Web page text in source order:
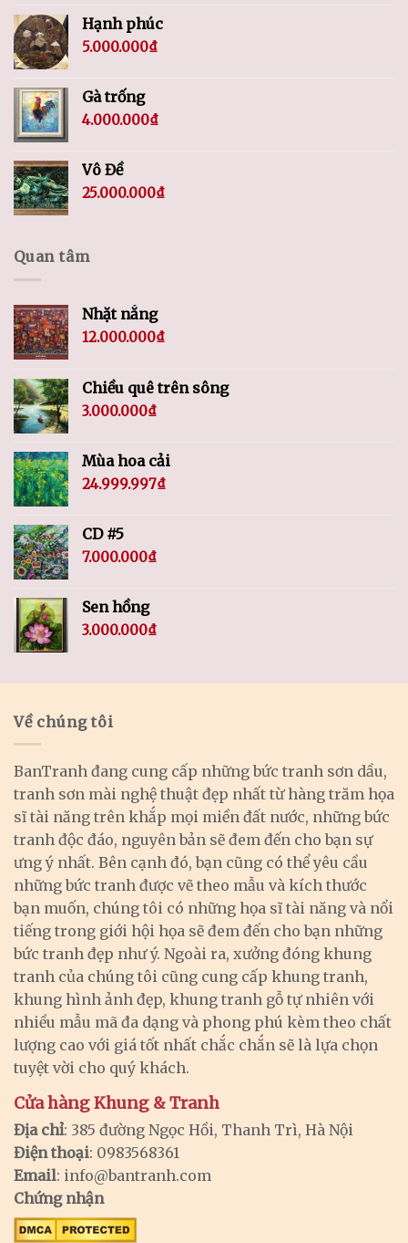
Hạnh phúc
5.000.000₫
Gà trống
4.000.000₫
Vô Đề
25.000.000₫
Quan tâm
Nhặt nắng
12.000.000₫
Chiều quê trên sông
3.000.000₫
Mùa hoa cải
24.999.997₫
CD #5
7.000.000₫
Sen hồng
3.000.000₫
Về chúng tôi
BanTranh đang cung cấp những bức tranh sơn dầu,
tranh sơn mài nghệ thuật đẹp nhất từ hàng trăm họa
sĩ tài năng trên khắp mọi miền đất nước, những bức
tranh độc đáo, nguyên bản sẽ đem đến cho bạn sự
ưng ý nhất. Bên cạnh đó, bạn cũng có thể yêu cầu
những bức tranh được vẽ theo mẫu và kích thước
bạn muốn, chúng tôi có những họa sĩ tài năng và nổi
tiếng trong giới hội họa sẽ đem đến cho bạn những
bức tranh đẹp như ý. Ngoài ra, xưởng đóng khung
tranh của chúng tôi cũng cung cấp khung tranh,
khung hình ảnh đẹp, khung tranh gỗ tự nhiên với
nhiều mẫu mã đa dạng và phong phú kèm theo chất
lượng cao với giá tốt nhất chắc chắn sẽ là lựa chọn
tuyệt vời cho quý khách.
Cửa hàng Khung & Tranh
Địa chỉ: 385 đường Ngọc Hồi, Thanh Trì, Hà Nội
Điện thoại: 0983568361
Email: info@bantranh.com
Chứng nhận